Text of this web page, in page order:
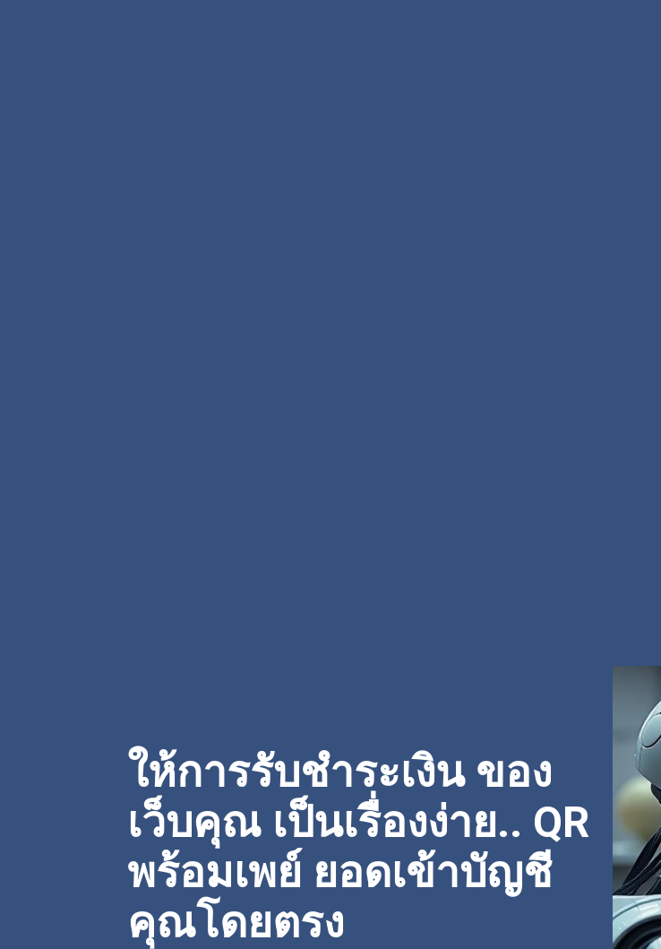
ให้การรับชำระเงิน ของ
เว็บคุณ เป็นเรื่องง่าย.. QR
พร้อมเพย์ ยอดเข้าบัญชี
คุณโดยตรง